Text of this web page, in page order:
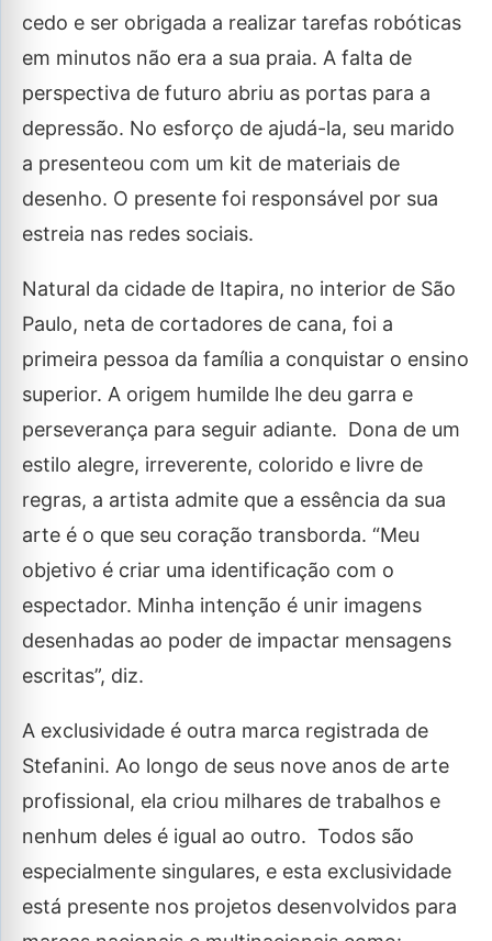
cedo e ser obrigada a realizar tarefas robóticas
em minutos não era a sua praia. A falta de
perspectiva de futuro abriu as portas para a
depressão. No esforço de ajudá-la, seu marido
a presenteou com um kit de materiais de
desenho. O presente foi responsável por sua
estreia nas redes sociais.
Natural da cidade de Itapira, no interior de São
Paulo, neta de cortadores de cana, foi a
primeira pessoa da família a conquistar o ensino
superior. A origem humilde lhe deu garra e
perseverança para seguir adiante. Dona de um
estilo alegre, irreverente, colorido e livre de
regras, a artista admite que a essência da sua
arte é o que seu coração transborda. “Meu
objetivo é criar uma identificação com o
espectador. Minha intenção é unir imagens
desenhadas ao poder de impactar mensagens
escritas”, diz.
A exclusividade é outra marca registrada de
Stefanini. Ao longo de seus nove anos de arte
profissional, ela criou milhares de trabalhos e
nenhum deles é igual ao outro. Todos são
especialmente singulares, e esta exclusividade
está presente nos projetos desenvolvidos para